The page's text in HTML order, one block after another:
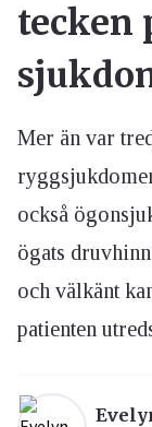
tecken
Mer än var
också
ögats
och välkänt
patienten